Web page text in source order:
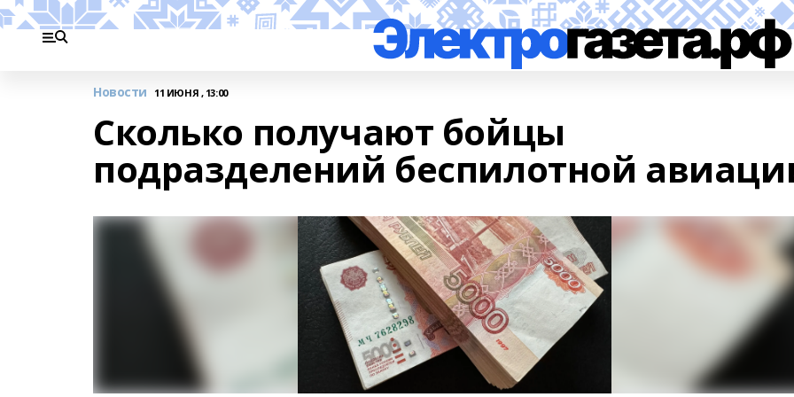
Новости 11 ИЮНЯ , 13:00
Сколько получают бойцы
подразделений беспилотной